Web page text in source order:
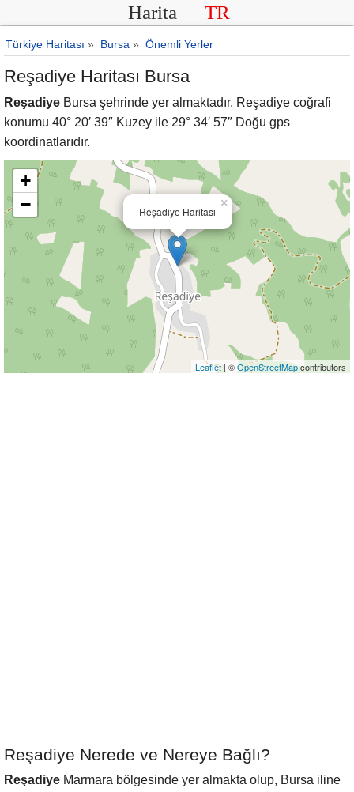
Harita TR
Türkiye Haritası » Bursa » Önemli Yerler
Reşadiye Haritası Bursa
Reşadiye Bursa şehrinde yer almaktadır. Reşadiye coğrafi
konumu 40° 20′ 39″ Kuzey ile 29° 34′ 57″ Doğu gps
koordinatlarıdır.
Reşadiye Haritası
×
+
−
Leaflet| ©OpenStreetMapcontributors
Reşadiye Nerede ve Nereye Bağlı?
Reşadiye Marmara bölgesinde yer almakta olup, Bursa iline